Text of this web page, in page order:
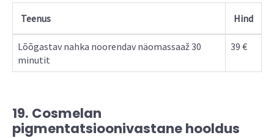
Teenus Hind
Lõõgastav nahka noorendav näomassaaž 30
minutit
39 €
19. Cosmelan
pigmentatsioonivastane hooldus